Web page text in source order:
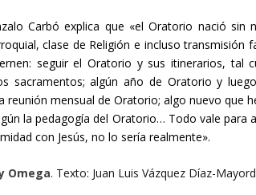
Carbó explica que «el Oratorio nació sin
clase de Religión e incluso transmisión
seguir el Oratorio y sus itinerarios, tal
sacramentos; algún año de Oratorio y
reunión mensual de Oratorio; algo nuevo que
la pedagogía del Oratorio… Todo vale para
con Jesús, no lo sería realmente».
Omega. Texto: Juan Luis Vázquez Díaz-